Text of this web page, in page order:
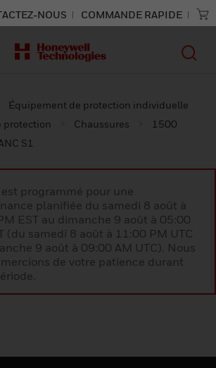
NOUS COMMANDE RAPIDE
Équipement de protection individuelle
protection
Chaussures
1500
S1
est programmé pour une
planifiée du samedi 8 août à
EST au dimanche 9 août à 05:00
(du samedi 8 août à 11:00 PM UTC
9 août à 09:00 AM UTC). Nous
de votre patience durant